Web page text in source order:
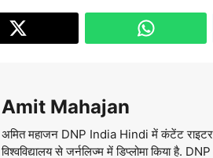
Amit Mahajan
अमित महाजन DNP India Hindi में कंटेंट राइटर
विश्वविद्यालय से जर्नलिज्म में डिप्लोमा किया